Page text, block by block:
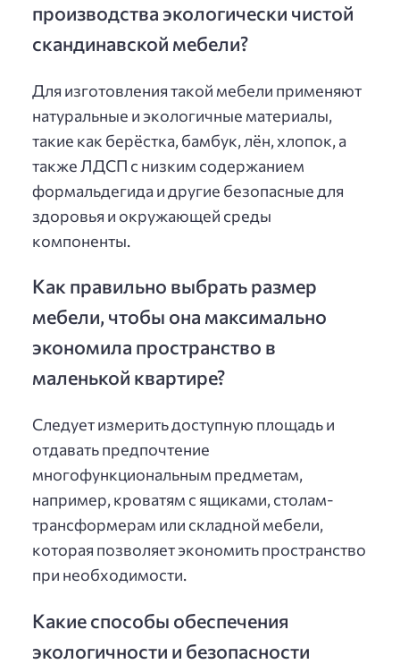
производства экологически чистой
скандинавской мебели?
Для изготовления такой мебели применяют
натуральные и экологичные материалы,
такие как берёстка, бамбук, лён, хлопок, а
также ЛДСП с низким содержанием
формальдегида и другие безопасные для
здоровья и окружающей среды
компоненты.
Как правильно выбрать размер
мебели, чтобы она максимально
экономила пространство в
маленькой квартире?
Следует измерить доступную площадь и
отдавать предпочтение
многофункциональным предметам,
например, кроватям с ящиками, столам-
трансформерам или складной мебели,
которая позволяет экономить пространство
при необходимости.
Какие способы обеспечения
экологичности и безопасности